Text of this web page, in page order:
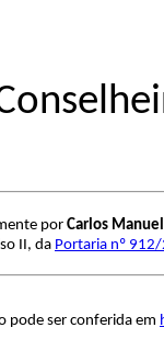
porCarlos
II, da Portaria nº
pode ser conferida em